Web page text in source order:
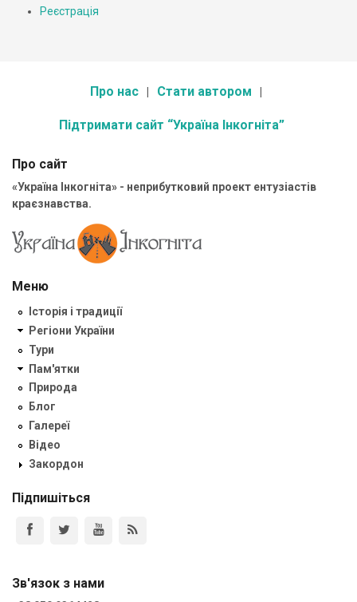
Реєстрація
Про нас Стати автором
Підтримати сайт “Україна Інкогніта”
Про сайт
«Україна Інкогніта» - неприбутковий проект ентузіастів
краєзнавства.
Меню
Історія і традиції
Регіони України
Тури
Пам'ятки
Природа
Блог
Галереї
Відео
Закордон
Підпишіться
Зв'язок з нами